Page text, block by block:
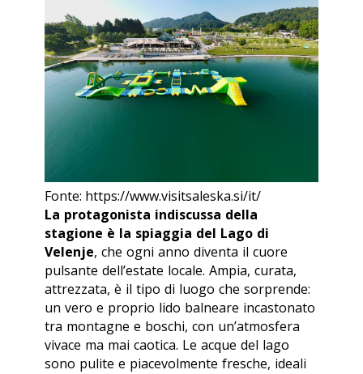
Fonte: https://www.visitsaleska.si/it/
La protagonista indiscussa della
stagione è la spiaggia del Lago di
Velenje, che ogni anno diventa il cuore
pulsante dell’estate locale. Ampia, curata,
attrezzata, è il tipo di luogo che sorprende:
un vero e proprio lido balneare incastonato
tra montagne e boschi, con un’atmosfera
vivace ma mai caotica. Le acque del lago
sono pulite e piacevolmente fresche, ideali